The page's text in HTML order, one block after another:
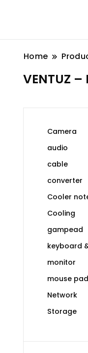
Home
VENTUZ
Camera
audio
cable
converter
Cooler
Cooling
gampead
keyboard
monitor
mouse pad
Network
Storage